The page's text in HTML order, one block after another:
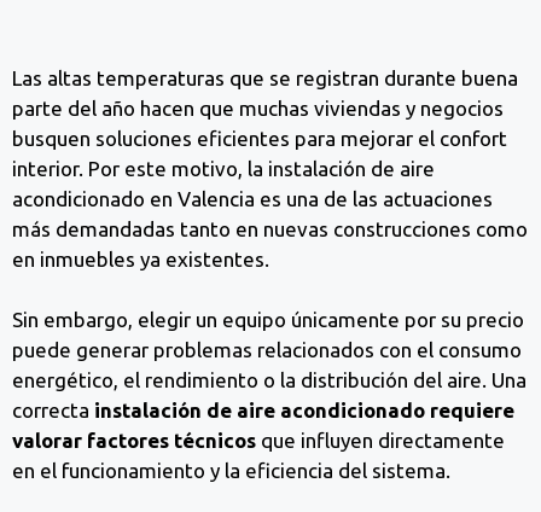
Las altas temperaturas que se registran durante buena
parte del año hacen que muchas viviendas y negocios
busquen soluciones eficientes para mejorar el confort
interior. Por este motivo, la instalación de aire
acondicionado en Valencia es una de las actuaciones
más demandadas tanto en nuevas construcciones como
en inmuebles ya existentes.
Sin embargo, elegir un equipo únicamente por su precio
puede generar problemas relacionados con el consumo
energético, el rendimiento o la distribución del aire. Una
correcta instalación de aire acondicionado requiere
valorar factores técnicos que influyen directamente
en el funcionamiento y la eficiencia del sistema.